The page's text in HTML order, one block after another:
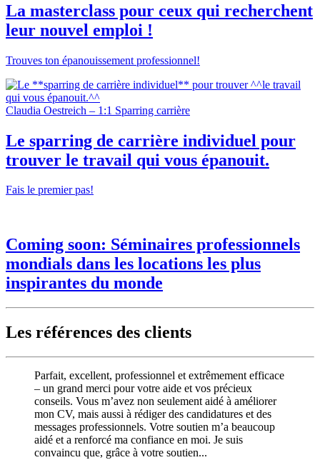
La masterclass pour ceux qui recherchent
leur nouvel emploi !
Trouves ton épanouissement professionnel!
Claudia Oestreich – 1:1 Sparring carrière
Le sparring de carrière individuel pour
trouver le travail qui vous épanouit.
Fais le premier pas!
Coming soon: Séminaires professionnels
mondials dans les locations les plus
inspirantes du monde
Les références des clients
Parfait, excellent, professionnel et extrêmement efficace
– un grand merci pour votre aide et vos précieux
conseils. Vous m’avez non seulement aidé à améliorer
mon CV, mais aussi à rédiger des candidatures et des
messages professionnels. Votre soutien m’a beaucoup
aidé et a renforcé ma confiance en moi. Je suis
convaincu que, grâce à votre soutien...